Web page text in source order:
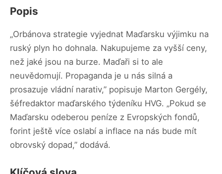
Popis
„Orbánova strategie vyjednat Maďarsku výjimku na
ruský plyn ho dohnala. Nakupujeme za vyšší ceny,
než jaké jsou na burze. Maďaři si to ale
neuvědomují. Propaganda je u nás silná a
prosazuje vládní narativ,” popisuje Marton Gergély,
šéfredaktor maďarského týdeníku HVG. „Pokud se
Maďarsku odeberou peníze z Evropských fondů,
forint ještě více oslabí a inflace na nás bude mít
obrovský dopad,” dodává.